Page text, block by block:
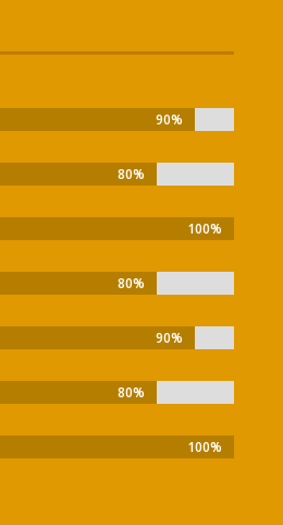
90%
90%
80%
80%
100%
100%
80%
80%
90%
90%
80%
80%
100%
100%